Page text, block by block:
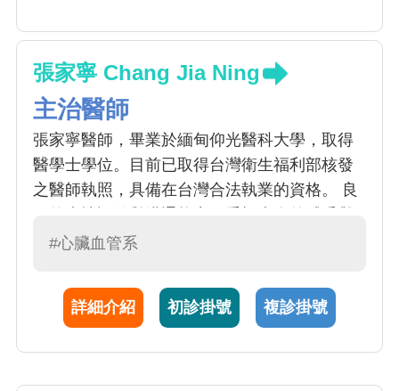
張家寧 Chang Jia Ning
主治醫師
張家寧醫師，畢業於緬甸仰光醫科大學，取得
醫學士學位。目前已取得台灣衛生福利部核發
之醫師執照，具備在台灣合法執業的資格。 良
需求，致力於提供安全、有效且具同理心的醫
成為一位兼具專業素養與人文關懷的醫師。
#心臟血管系
詳細介紹 初診掛號 複診掛號